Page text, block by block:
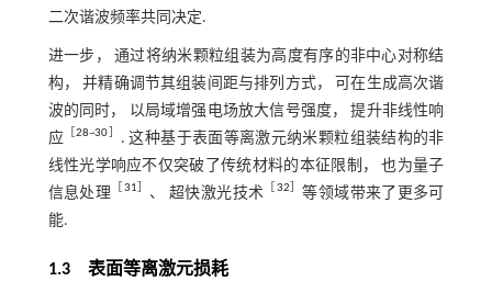
二次谐波频率共同决定.
进一步， 通过将纳米颗粒组装为高度有序的非中心对称结
构， 并精确调节其组装间距与排列方式， 可在生成高次谐
波的同时， 以局域增强电场放大信号强度， 提升非线性响
应［28~30］ . 这种基于表面等离激元纳米颗粒组装结构的非
线性光学响应不仅突破了传统材料的本征限制， 也为量子
信息处理
［31］ 、 超快激光技术 ［32］等领域带来了更多可
能.
1.3 表面等离激元损耗